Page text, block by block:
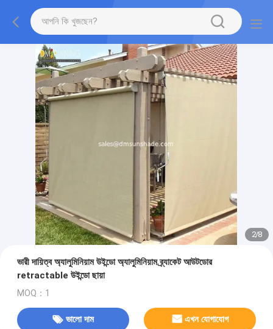
2/8
ভারী দায়িত্ব অ্যালুমিনিয়াম উইন্ডো অ্যালুমিনিয়াম ব্র্যাকেট আউটডোর
retractable উইন্ডো ছায়া
MOQ：1
ভালো দাম এখন যোগাযোগ